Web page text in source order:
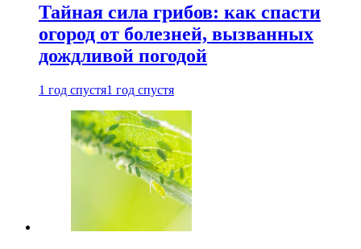
Тайная сила грибов: как спасти
огород от болезней, вызванных
дождливой погодой
1 год спустя1 год спустя